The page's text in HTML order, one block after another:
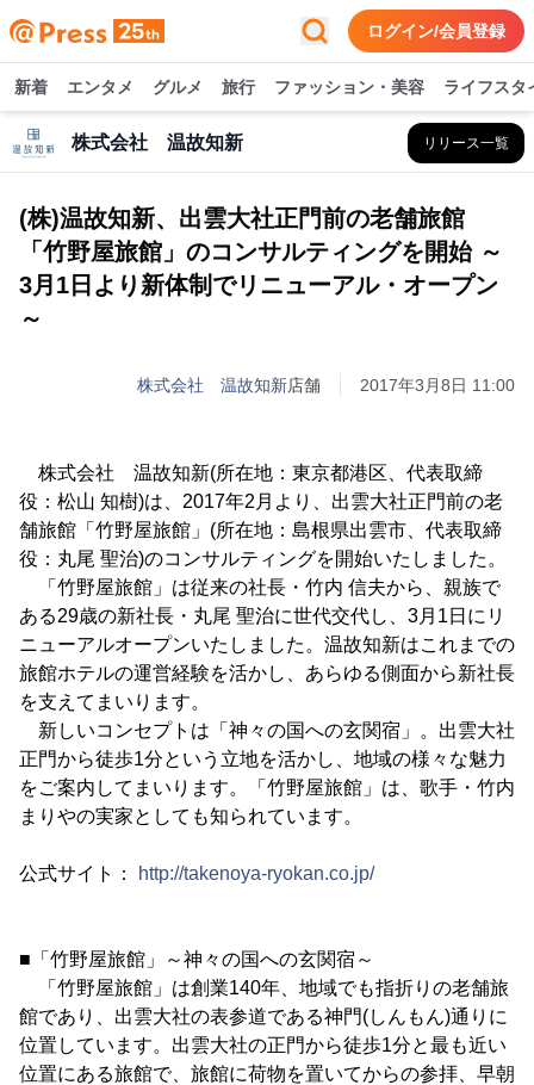
ログイン/会員登録
新着 エンタメ グルメ 旅行 ファッション・美容 ライフスタ
株式会社 温故知新 リリース一覧
(株)温故知新、出雲大社正門前の老舗旅館
「竹野屋旅館」のコンサルティングを開始 ～
3月1日より新体制でリニューアル・オープン
～
株式会社 温故知新店舗 2017年3月8日 11:00
株式会社 温故知新(所在地：東京都港区、代表取締
役：松山 知樹)は、2017年2月より、出雲大社正門前の老
舗旅館「竹野屋旅館」(所在地：島根県出雲市、代表取締
役：丸尾 聖治)のコンサルティングを開始いたしました。
「竹野屋旅館」は従来の社長・竹内 信夫から、親族で
ある29歳の新社長・丸尾 聖治に世代交代し、3月1日にリ
ニューアルオープンいたしました。温故知新はこれまでの
旅館ホテルの運営経験を活かし、あらゆる側面から新社長
を支えてまいります。
新しいコンセプトは「神々の国への玄関宿」。出雲大社
正門から徒歩1分という立地を活かし、地域の様々な魅力
をご案内してまいります。「竹野屋旅館」は、歌手・竹内
まりやの実家としても知られています。
公式サイト： http://takenoya-ryokan.co.jp/
■「竹野屋旅館」～神々の国への玄関宿～
「竹野屋旅館」は創業140年、地域でも指折りの老舗旅
館であり、出雲大社の表参道である神門(しんもん)通りに
位置しています。出雲大社の正門から徒歩1分と最も近い
位置にある旅館で、旅館に荷物を置いてからの参拝、早朝